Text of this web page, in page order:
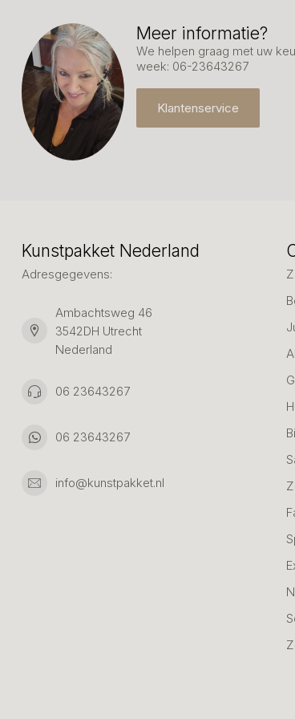
Meer informatie?
We helpen graag met uw
week: 06-23643267
Klantenservice
Kunstpakket Nederland
Adresgegevens:
Ambachtsweg 46
3542DH Utrecht
Nederland
06 23643267
06 23643267
info@kunstpakket.nl